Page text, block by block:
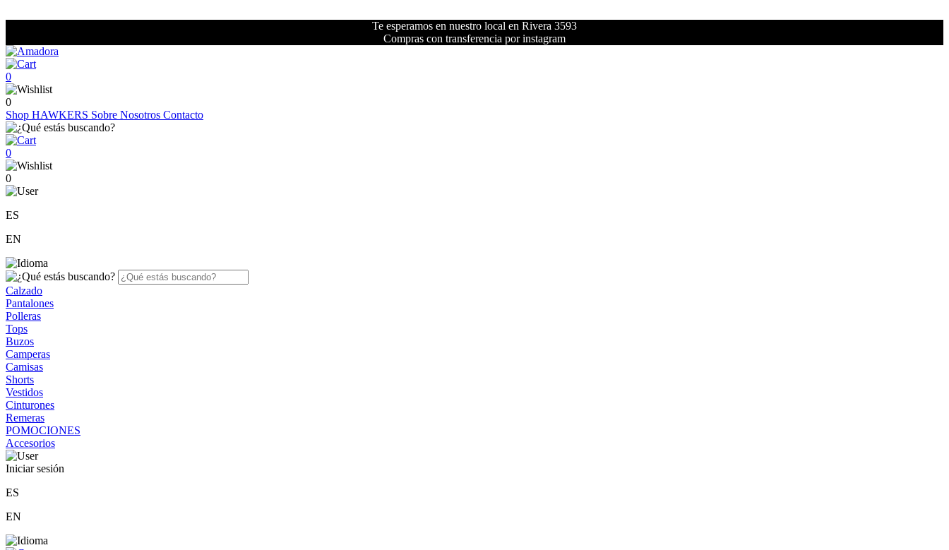
Te esperamos en nuestro local en Rivera 3593
Compras con transferencia por instagram
0
0
Shop HAWKERS Sobre Nosotros Contacto
0
0
ES
EN
Calzado
Pantalones
Polleras
Tops
Buzos
Camperas
Camisas
Shorts
Vestidos
Cinturones
Remeras
POMOCIONES
Accesorios
Iniciar sesión
ES
EN